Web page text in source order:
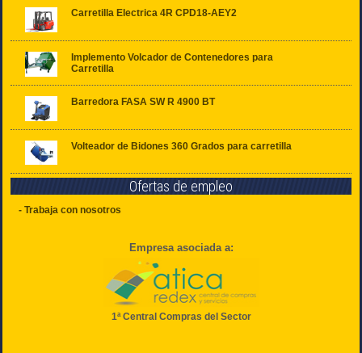
Carretilla Electrica 4R CPD18-AEY2
Implemento Volcador de Contenedores para
Carretilla
Barredora FASA SW R 4900 BT
Volteador de Bidones 360 Grados para carretilla
Ofertas de empleo
- Trabaja con nosotros
Empresa asociada a:
1ª Central Compras del Sector